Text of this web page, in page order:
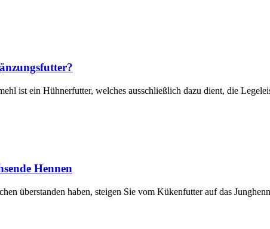
ist ein Hühnerfutter, welches ausschließlich dazu dient, die
Hennen
überstanden haben, steigen Sie vom Kükenfutter auf das